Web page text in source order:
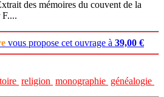
des mémoires du couvent de la
vous propose cet ouvrage à 39,00 €
religion monographie généalogie